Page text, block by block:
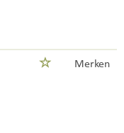
Merken